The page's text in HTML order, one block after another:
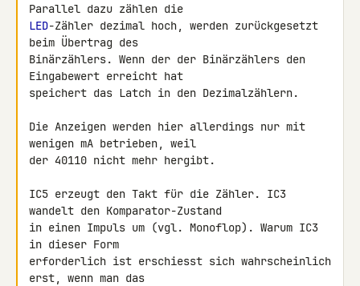
LED-Zähler dezimal hoch, werden zurückgesetzt
beim Übertrag des
Binärzählers. Wenn der der Binärzählers den
Eingabewert erreicht hat
speichert das Latch in den Dezimalzählern.
Die Anzeigen werden hier allerdings nur mit
wenigen mA betrieben, weil
der 40110 nicht mehr hergibt.
IC5 erzeugt den Takt für die Zähler. IC3
wandelt den Komparator-Zustand
in einen Impuls um (vgl. Monoflop). Warum IC3
in dieser Form
erforderlich ist erschiesst sich wahrscheinlich
erst, wenn man das